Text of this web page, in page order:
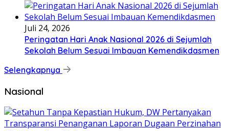
Juli 24, 2026
Peringatan Hari Anak Nasional 2026 di Sejumlah
Sekolah Belum Sesuai Imbauan Kemendikdasmen
Selengkapnya
Nasional